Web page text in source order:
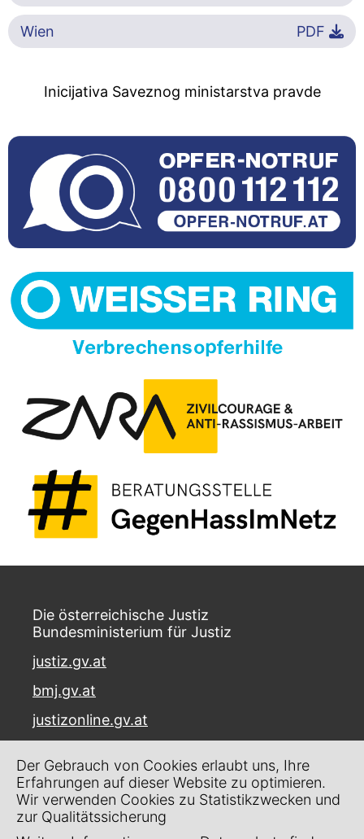
Wien PDF
Inicijativa Saveznog ministarstva pravde
Die österreichische Justiz
Bundesministerium für Justiz
justiz.gv.at
bmj.gv.at
justizonline.gv.at
Museumstraße 7
1070 Wien
Kontakt
Der Gebrauch von Cookies erlaubt uns, Ihre
Erfahrungen auf dieser Website zu optimieren.
Wir verwenden Cookies zu Statistikzwecken und
zur Qualitätssicherung